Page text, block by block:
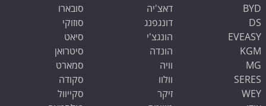
BYD
DS
EVEASY
KGM
MG
SERES
WEY
דאצ'יה
דונגפנג
הונגצ'י
הונדה
וויה
וולוו
זיקר
סובארו
סוזוקי
סיאט
סיטרואן
סמארט
סקודה
סקייוול